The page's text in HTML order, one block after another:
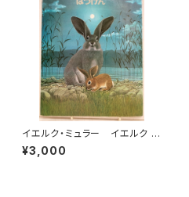
イエルク・ミュラー イエルク ・
シュタイナー うさぎのぼうけ
ん 佐々木元 訳 1978年 初
¥3,000